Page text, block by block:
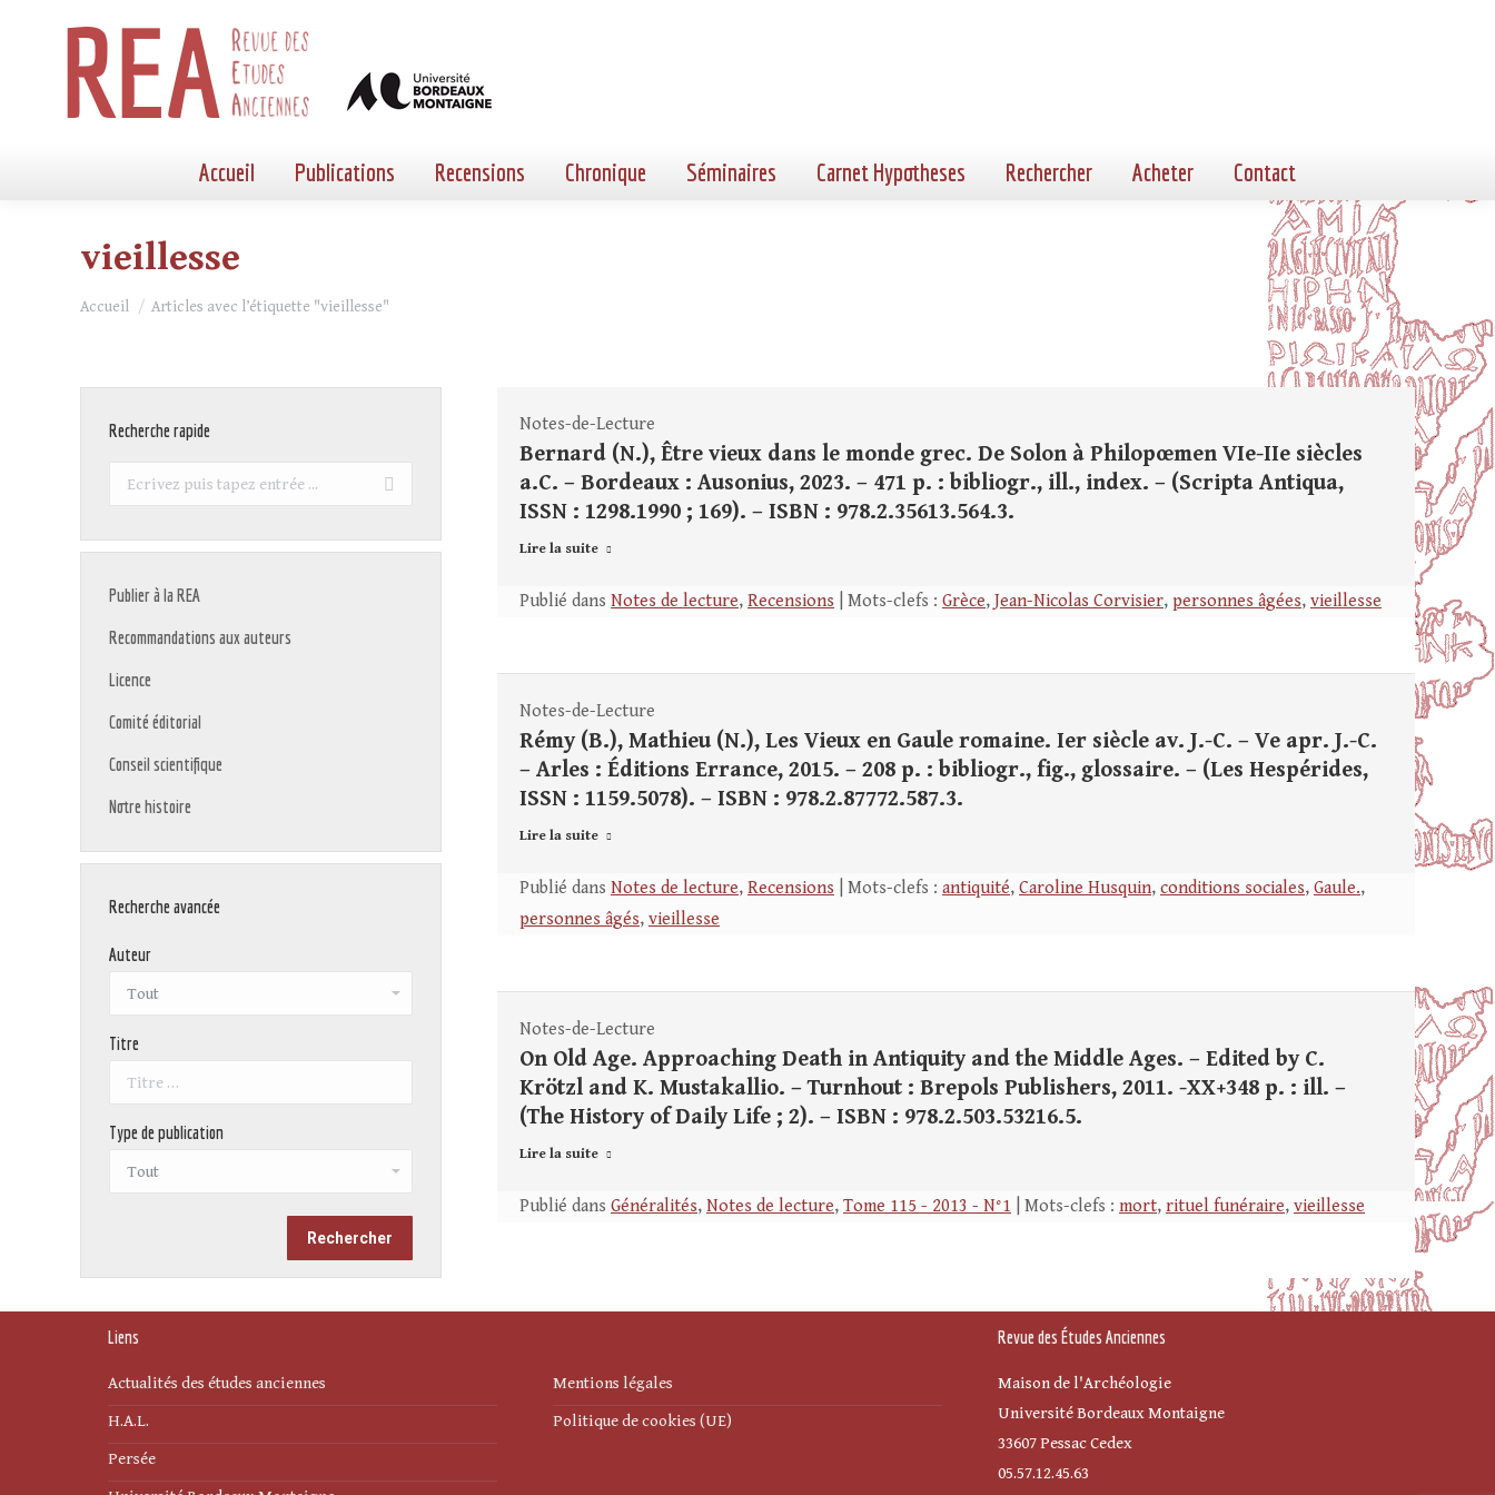
Accueil Publications Recensions Chronique Séminaires Carnet Hypotheses Rechercher Acheter Contact
vieillesse
Vous êtes ici :
Accueil Articles avec l’étiquette "vieillesse"
Notes-de-Lecture
Bernard (N.), Être vieux dans le monde grec. De Solon à Philopœmen VIe-IIe siècles
a.C. – Bordeaux : Ausonius, 2023. – 471 p. : bibliogr., ill., index. – (Scripta Antiqua,
ISSN : 1298.1990 ; 169). – ISBN : 978.2.35613.564.3.
Lire la suite
Publié dans Notes de lecture, Recensions | Mots-clefs : Grèce, Jean-Nicolas Corvisier, personnes âgées, vieillesse
Notes-de-Lecture
Rémy (B.), Mathieu (N.), Les Vieux en Gaule romaine. Ier siècle av. J.-C. – Ve apr. J.-C.
– Arles : Éditions Errance, 2015. – 208 p. : bibliogr., fig., glossaire. – (Les Hespérides,
ISSN : 1159.5078). – ISBN : 978.2.87772.587.3.
Lire la suite
Publié dans Notes de lecture, Recensions | Mots-clefs : antiquité, Caroline Husquin, conditions sociales, Gaule.,
personnes âgés, vieillesse
Notes-de-Lecture
On Old Age. Approaching Death in Antiquity and the Middle Ages. – Edited by C.
Krötzl and K. Mustakallio. – Turnhout : Brepols Publishers, 2011. -XX+348 p. : ill. –
(The History of Daily Life ; 2). – ISBN : 978.2.503.53216.5.
Lire la suite
Publié dans Généralités, Notes de lecture, Tome 115 - 2013 - N°1 | Mots-clefs : mort, rituel funéraire, vieillesse
Recherche rapide
Recherche
Publier à la REA
Recommandations aux auteurs
Licence
Comité éditorial
Conseil scientifique
Notre histoire
Recherche avancée
Auteur
Titre
Type de publication
Liens
Actualités des études anciennes
H.A.L.
Persée
Mentions légales
Politique de cookies (UE)
Revue des Études Anciennes
Maison de l'Archéologie
Université Bordeaux Montaigne
33607 Pessac Cedex
05.57.12.45.63